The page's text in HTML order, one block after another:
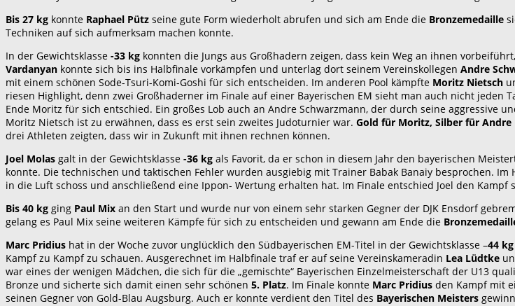
Bis 27 kg konnte Raphael Pütz seine gute Form wiederholt abrufen und sich am Ende die Bronzemedaille
Techniken auf sich aufmerksam machen konnte.
In der Gewichtsklasse -33 kg konnten die Jungs aus Großhadern zeigen, dass kein Weg an ihnen
Vardanyan konnte sich bis ins Halbfinale vorkämpfen und unterlag dort seinem Vereinskollegen Andre
mit einem schönen Sode-Tsuri-Komi-Goshi für sich entscheiden. Im anderen Pool kämpfte Moritz Nietsch
riesen Highlight, denn zwei Großhaderner im Finale auf einer Bayerischen EM sieht man auch nicht jeden
Ende Moritz für sich entschied. Ein großes Lob auch an Andre Schwarzmann, der durch seine aggressive
Moritz Nietsch ist zu erwähnen, dass es erst sein zweites Judoturnier war. Gold für Moritz, Silber für
drei Athleten zeigten, dass wir in Zukunft mit ihnen rechnen können.
Joel Molas galt in der Gewichtsklasse -36 kg als Favorit, da er schon in diesem Jahr den bayerischen
konnte. Die technischen und taktischen Fehler wurden ausgiebig mit Trainer Babak Banaiy besprochen.
in die Luft schoss und anschließend eine Ippon- Wertung erhalten hat. Im Finale entschied Joel den
Bis 40 kg ging Paul Mix an den Start und wurde nur von einem sehr starken Gegner der DJK Ensdorf
gelang es Paul Mix seine weiteren Kämpfe für sich zu entscheiden und gewann am Ende die
Marc Pridius hat in der Woche zuvor unglücklich den Südbayerischen EM-Titel in der Gewichtsklasse –44 kg
Kampf zu Kampf zu schauen. Ausgerechnet im Halbfinale traf er auf seine Vereinskameradin Lea Lüdtke
war eines der wenigen Mädchen, die sich für die „gemischte“ Bayerischen Einzelmeisterschaft der U13
Bronze und sicherte sich damit einen sehr schönen 5. Platz. Im Finale konnte Marc Pridius den Kampf mit
seinen Gegner von Gold-Blau Augsburg. Auch er konnte verdient den Titel des Bayerischen Meisters